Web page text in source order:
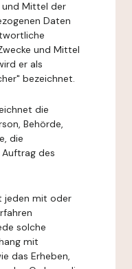
und Mittel der
Daten
und Mittel
er als
bezeichnet.
die
Behörde,
die
des
jeden mit oder
solche
mit
das Erheben,